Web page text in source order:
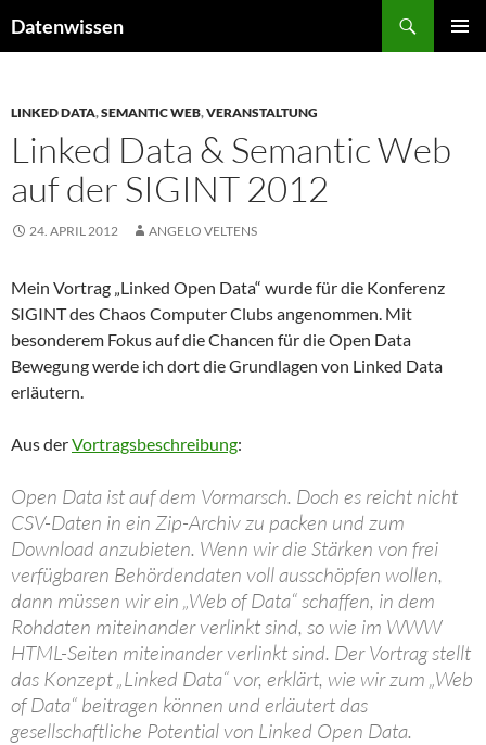
Inhalt
Datenwissen
LINKED DATA,SEMANTIC WEB,VERANSTALTUNG
Linked Data & Semantic Web
auf der SIGINT 2012
24. APRIL 2012 ANGELO VELTENS
Mein Vortrag „Linked Open Data“ wurde für die Konferenz
SIGINT des Chaos Computer Clubs angenommen. Mit
besonderem Fokus auf die Chancen für die Open Data
Bewegung werde ich dort die Grundlagen von Linked Data
erläutern.
Aus derVortragsbeschreibung:
Open Data ist auf dem Vormarsch. Doch es reicht nicht
CSV-Daten in ein Zip-Archiv zu packen und zum
Download anzubieten. Wenn wir die Stärken von frei
verfügbaren Behördendaten voll ausschöpfen wollen,
dann müssen wir ein „Web of Data“ schaffen, in dem
Rohdaten miteinander verlinkt sind, so wie im WWW
HTML-Seiten miteinander verlinkt sind. Der Vortrag stellt
das Konzept „Linked Data“ vor, erklärt, wie wir zum „Web
of Data“ beitragen können und erläutert das
gesellschaftliche Potential von Linked Open Data.